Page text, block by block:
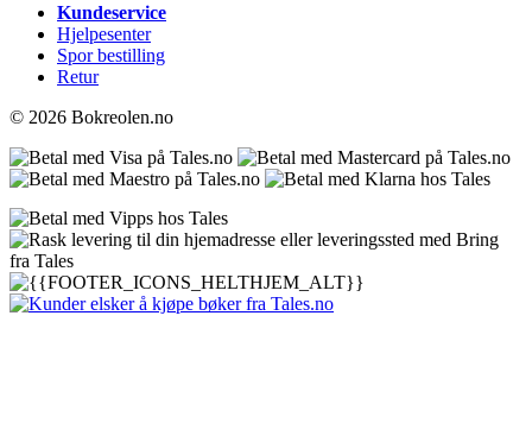
Kundeservice
Hjelpesenter
Spor bestilling
Retur
© 2026 Bokreolen.no